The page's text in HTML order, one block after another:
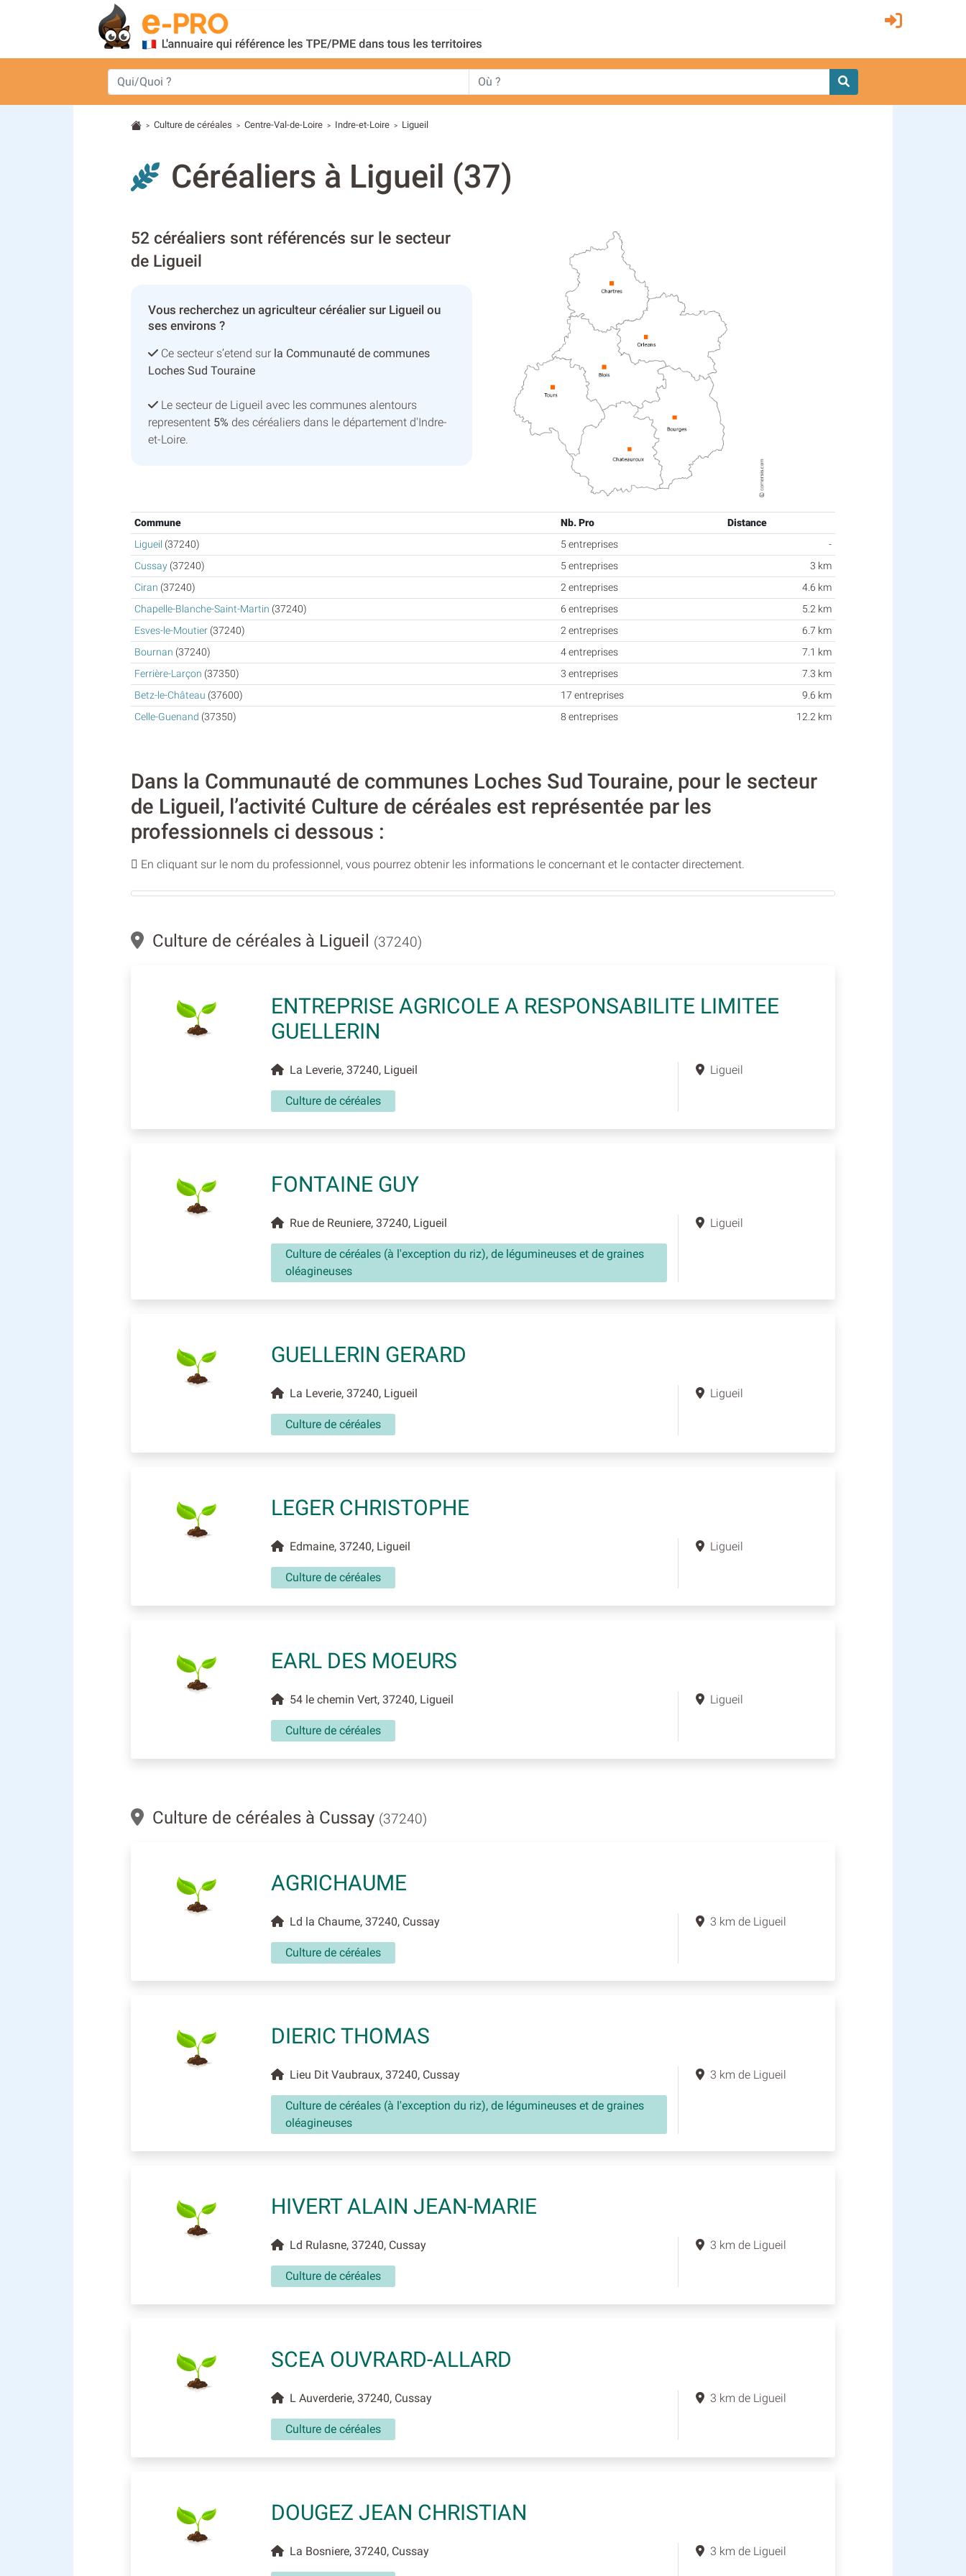
> Culture de céréales > Centre-Val-de-Loire > Indre-et-Loire > Ligueil
Céréaliers à Ligueil (37)
52 céréaliers sont référencés sur le secteur
de Ligueil
Vous recherchez un agriculteur céréalier sur Ligueil ou
ses environs ?
Ce secteur s’etend sur la Communauté de communes
Loches Sud Touraine
Le secteur de Ligueil avec les communes alentours
representent 5% des céréaliers dans le département d'Indre-
et-Loire.
Commune Nb. Pro
Distance
Ligueil (37240) 5 entreprises
-
Cussay(37240) 5 entreprises
3 km
Ciran (37240) 2 entreprises
4.6 km
Chapelle-Blanche-Saint-Martin (37240) 6 entreprises
5.2 km
Esves-le-Moutier(37240) 2 entreprises
6.7 km
Bournan (37240) 4 entreprises
7.1 km
Ferrière-Larçon (37350) 3 entreprises
7.3 km
Betz-le-Château (37600) 17 entreprises
9.6 km
Celle-Guenand (37350) 8 entreprises 12.2 km
Dans la Communauté de communes Loches Sud Touraine, pour le secteur
de Ligueil, l’activité Culture de céréales est représentée par les
professionnels ci dessous :
En cliquant sur le nom du professionnel, vous pourrez obtenir les informations le concernant et le contacter directement.
Culture de céréales à Ligueil (37240)
ENTREPRISE AGRICOLE A RESPONSABILITE LIMITEE
GUELLERIN
La Leverie, 37240, Ligueil
Culture de céréales
Ligueil
FONTAINE GUY
Rue de Reuniere, 37240, Ligueil
Culture de céréales (à l'exception du riz), de légumineuses et de graines
oléagineuses
Ligueil
GUELLERIN GERARD
La Leverie, 37240, Ligueil
Culture de céréales
Ligueil
LEGER CHRISTOPHE
Edmaine, 37240, Ligueil
Culture de céréales
Ligueil
EARL DES MOEURS
54 le chemin Vert, 37240, Ligueil
Culture de céréales
Ligueil
Culture de céréales à Cussay (37240)
AGRICHAUME
Ld la Chaume, 37240, Cussay
Culture de céréales
3 km de Ligueil
DIERIC THOMAS
Lieu Dit Vaubraux, 37240, Cussay
Culture de céréales (à l'exception du riz), de légumineuses et de graines
oléagineuses
3 km de Ligueil
HIVERT ALAIN JEAN-MARIE
Ld Rulasne, 37240, Cussay
Culture de céréales
3 km de Ligueil
SCEA OUVRARD-ALLARD
L Auverderie, 37240, Cussay
Culture de céréales
3 km de Ligueil
DOUGEZ JEAN CHRISTIAN
La Bosniere, 37240, Cussay 3 km de Ligueil